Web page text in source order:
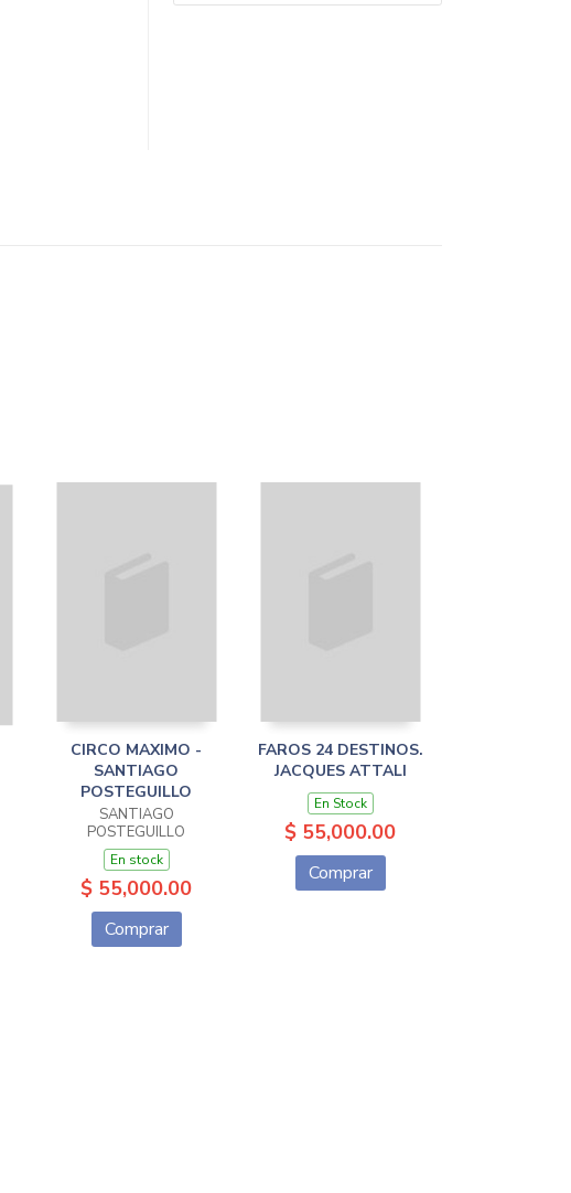
CIRCO MAXIMO -
SANTIAGO
POSTEGUILLO
SANTIAGO
POSTEGUILLO
En stock
$ 55,000.00
Comprar
FAROS 24 DESTINOS.
JACQUES ATTALI
En Stock
$ 55,000.00
Comprar